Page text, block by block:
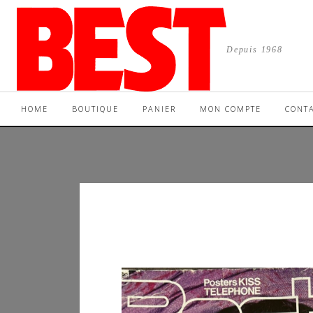
Depuis 1968
HOME BOUTIQUE PANIER MON COMPTE